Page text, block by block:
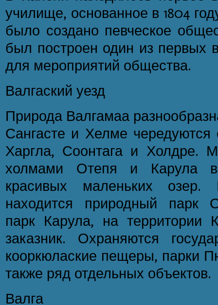
училище, основанное в 1804
было создано певческое
был построен один из первых
для мероприятий общества.
Валгаский уезд
Природа Валгамаа
Сангасте и Хелме
Харгла, Соонтага и Холдре.
холмами Отепя и Карула
красивых маленьких
находится природный парк
парк Карула, на территории
заказник. Охраняются
кооркюлаские пещеры, парки
также ряд отдельных объектов.
Валга